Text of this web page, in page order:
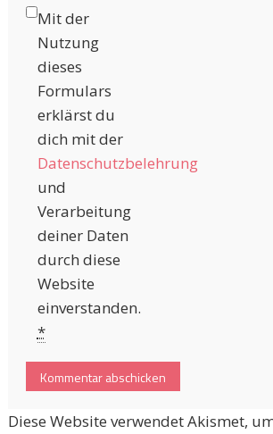
Mit der
Nutzung
dieses
Formulars
erklärst du
dich mit der
Datenschutzbelehrung
und
Verarbeitung
deiner Daten
durch diese
Website
einverstanden.
*
Diese Website verwendet Akismet,